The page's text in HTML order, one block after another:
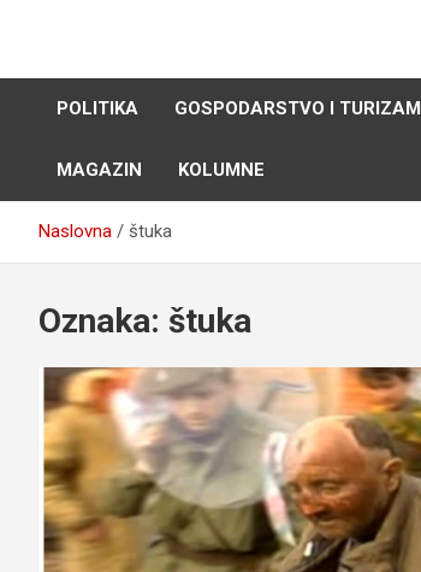
POLITIKA
GOSPODARSTVO I TURIZAM
MAGAZIN KOLUMNE
Naslovna štuka
Oznaka: štuka